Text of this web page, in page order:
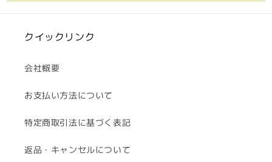
クイックリンク
会社概要
お支払い方法について
特定商取引法に基づく表記
返品・キャンセルについて